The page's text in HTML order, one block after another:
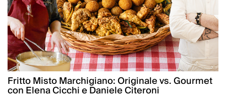
Fritto Misto Marchigiano: Originale vs. Gourmet
con Elena Cicchi e Daniele Citeroni